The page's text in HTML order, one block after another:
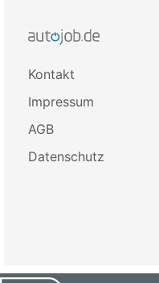
Kontakt
Impressum
AGB
Datenschutz